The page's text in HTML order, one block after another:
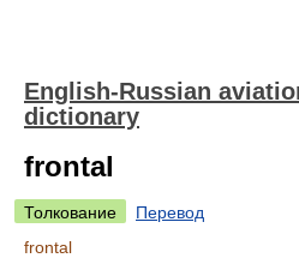
English-Russian
dictionary
frontal
Толкование
Перевод
frontal